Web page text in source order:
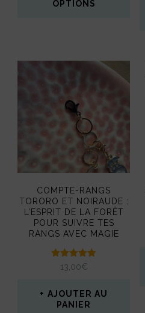
OPTIONS
plusieurs
variations.
Les
options
peuvent
être
choisies
sur
la
page
produit
COMPTE-RANGS
TORORO ET NOIRAUDE :
L’ESPRIT DE LA FORÊT
POUR SUIVRE TES
RANGS AVEC MAGIE
Note
5.00
13,00€
AJOUTER AU
PANIER